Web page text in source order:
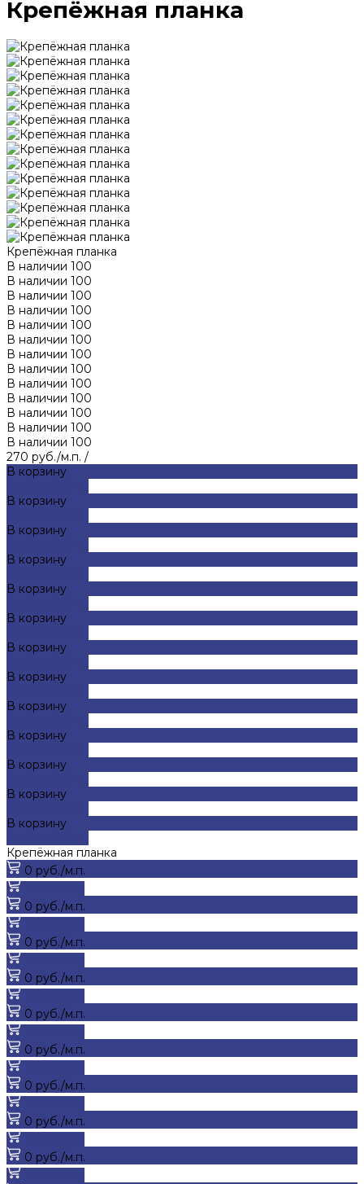
Крепёжная планка
Крепёжная планка
В наличии 100
В наличии 100
В наличии 100
В наличии 100
В наличии 100
В наличии 100
В наличии 100
В наличии 100
В наличии 100
В наличии 100
В наличии 100
В наличии 100
В наличии 100
270 руб./м.п. /
В корзину
В корзину
В корзину
В корзину
В корзину
В корзину
В корзину
В корзину
В корзину
В корзину
В корзину
В корзину
В корзину
Крепёжная планка
0 руб./м.п.
0 руб./м.п.
0 руб./м.п.
0 руб./м.п.
0 руб./м.п.
0 руб./м.п.
0 руб./м.п.
0 руб./м.п.
0 руб./м.п.